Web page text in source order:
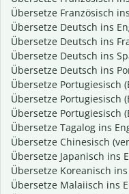
Übersetze Französisch
Übersetze Deutsch ins
Übersetze Deutsch ins
Übersetze Deutsch ins
Übersetze Deutsch ins
Übersetze Portugiesisch
Übersetze Portugiesisch
Übersetze Portugiesisch
Übersetze Tagalog ins
Übersetze Chinesisch
Übersetze Japanisch ins
Übersetze Koreanisch
Übersetze Malaiisch ins